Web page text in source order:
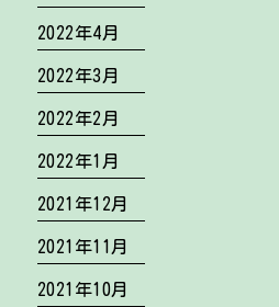
2022年4月
2022年3月
2022年2月
2022年1月
2021年12月
2021年11月
2021年10月